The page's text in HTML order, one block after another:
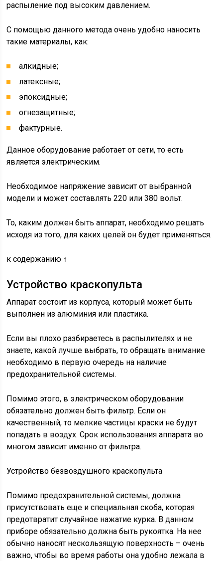
распыление под высоким давлением.
С помощью данного метода очень удобно наносить
такие материалы, как:
алкидные;
латексные;
эпоксидные;
огнезащитные;
фактурные.
Данное оборудование работает от сети, то есть
является электрическим.
Необходимое напряжение зависит от выбранной
модели и может составлять 220 или 380 вольт.
То, каким должен быть аппарат, необходимо решать
исходя из того, для каких целей он будет применяться.
к содержанию ↑
Устройство краскопульта
Аппарат состоит из корпуса, который может быть
выполнен из алюминия или пластика.
Если вы плохо разбираетесь в распылителях и не
знаете, какой лучше выбрать, то обращать внимание
необходимо в первую очередь на наличие
предохранительной системы.
Помимо этого, в электрическом оборудовании
обязательно должен быть фильтр. Если он
качественный, то мелкие частицы краски не будут
попадать в воздух. Срок использования аппарата во
многом зависит именно от фильтра.
Устройство безвоздушного краскопульта
Помимо предохранительной системы, должна
присутствовать еще и специальная скоба, которая
предотвратит случайное нажатие курка. В данном
приборе обязательно должна быть рукоятка. На нее
обычно наносят нескользящую поверхность – очень
важно, чтобы во время работы она удобно лежала в